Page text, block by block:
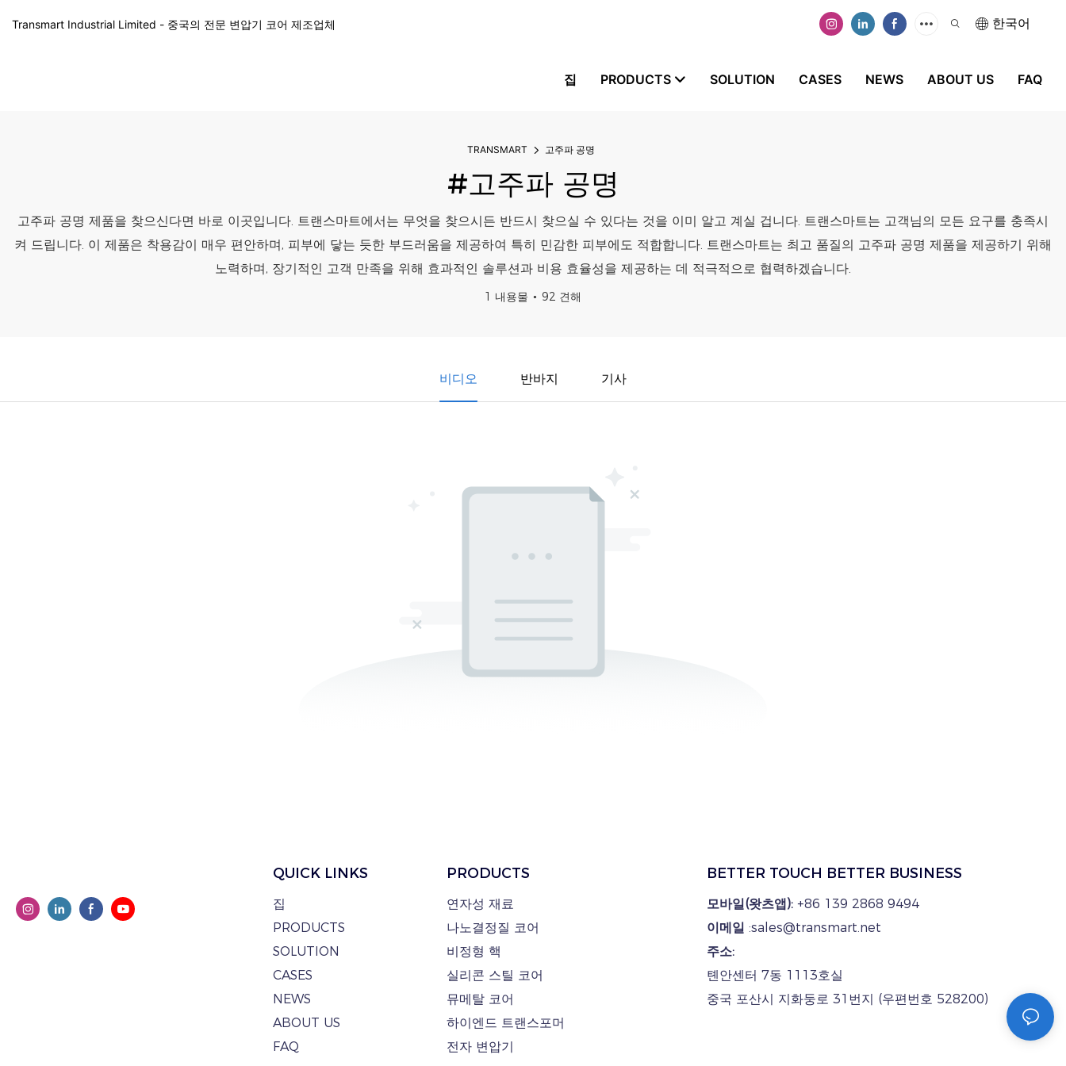
Transmart Industrial Limited - 중국의 전문 변압기 코어 제조업체 한국어
집 PRODUCTS SOLUTION CASES NEWS ABOUT US FAQ
TRANSMART 고주파 공명
#고주파 공명
고주파 공명 제품을 찾으신다면 바로 이곳입니다. 트랜스마트에서는 무엇을 찾으시든 반드시 찾으실 수 있다는 것을 이미 알고 계실 겁니다. 트랜스마트는 고객님의 모든 요구를 충족시
켜 드립니다. 이 제품은 착용감이 매우 편안하며, 피부에 닿는 듯한 부드러움을 제공하여 특히 민감한 피부에도 적합합니다. 트랜스마트는 최고 품질의 고주파 공명 제품을 제공하기 위해
노력하며, 장기적인 고객 만족을 위해 효과적인 솔루션과 비용 효율성을 제공하는 데 적극적으로 협력하겠습니다.
1 내용물 92 견해
비디오 반바지 기사
QUICK LINKS
집
PRODUCTS
SOLUTION
CASES
NEWS
ABOUT US
FAQ
PRODUCTS
연자성 재료
나노결정질 코어
비정형 핵
실리콘 스틸 코어
뮤메탈 코어
하이엔드 트랜스포머
전자 변압기
BETTER TOUCH BETTER BUSINESS
모바일(왓츠앱): +86 139 2868 9494
이메일 :sales@transmart.net
주소:
톈안센터 7동 1113호실
중국 포산시 지화둥로 31번지 (우편번호 528200)